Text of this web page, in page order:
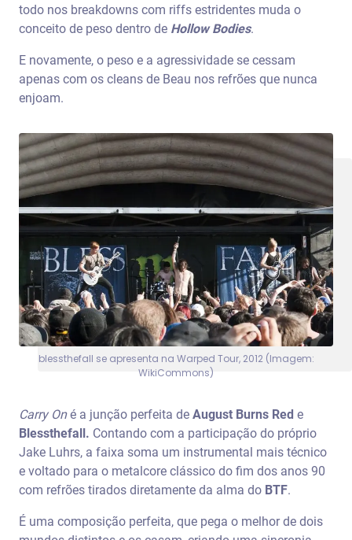
todo nos breakdowns com riffs estridentes muda o
conceito de peso dentro de Hollow Bodies.
E novamente, o peso e a agressividade se cessam
apenas com os cleans de Beau nos refrões que nunca
enjoam.
blessthefall se apresenta na Warped Tour, 2012 (Imagem:
WikiCommons)
Carry Oné a junção perfeita de August Burns Red e
Blessthefall. Contando com a participação do próprio
Jake Luhrs, a faixa soma um instrumental mais técnico
e voltado para o metalcore clássico do fim dos anos 90
com refrões tirados diretamente da alma do BTF.
É uma composição perfeita, que pega o melhor de dois